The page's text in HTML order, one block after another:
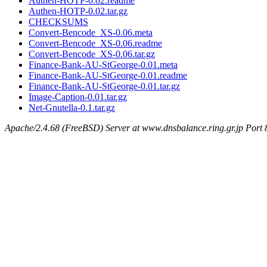
Authen-HOTP-0.02.tar.gz
CHECKSUMS
Convert-Bencode_XS-0.06.meta
Convert-Bencode_XS-0.06.readme
Convert-Bencode_XS-0.06.tar.gz
Finance-Bank-AU-StGeorge-0.01.meta
Finance-Bank-AU-StGeorge-0.01.readme
Finance-Bank-AU-StGeorge-0.01.tar.gz
Image-Caption-0.01.tar.gz
Net-Gnutella-0.1.tar.gz
Apache/2.4.68 (FreeBSD) Server at www.dnsbalance.ring.gr.jp Port